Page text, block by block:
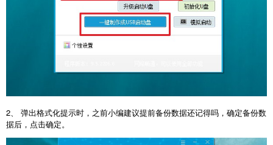
2、 弹出格式化提示时，之前小编建议提前备份数据还记得吗，确定备份数
据后，点击确定。